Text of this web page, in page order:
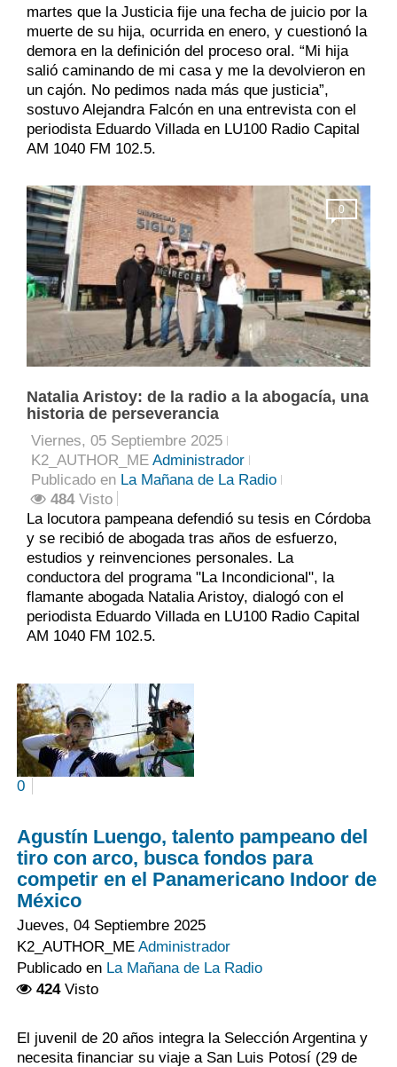
martes que la Justicia fije una fecha de juicio por la
muerte de su hija, ocurrida en enero, y cuestionó la
demora en la definición del proceso oral. “Mi hija
salió caminando de mi casa y me la devolvieron en
un cajón. No pedimos nada más que justicia”,
sostuvo Alejandra Falcón en una entrevista con el
periodista Eduardo Villada en LU100 Radio Capital
AM 1040 FM 102.5.
0
Natalia Aristoy: de la radio a la abogacía, una
historia de perseverancia
Viernes, 05 Septiembre 2025
K2_AUTHOR_ME Administrador
Publicado en La Mañana de La Radio
484Visto
La locutora pampeana defendió su tesis en Córdoba
y se recibió de abogada tras años de esfuerzo,
estudios y reinvenciones personales. La
conductora del programa "La Incondicional", la
flamante abogada Natalia Aristoy, dialogó con el
periodista Eduardo Villada en LU100 Radio Capital
AM 1040 FM 102.5.
0
Agustín Luengo, talento pampeano del
tiro con arco, busca fondos para
competir en el Panamericano Indoor de
México
Jueves, 04 Septiembre 2025
K2_AUTHOR_ME Administrador
Publicado en La Mañana de La Radio
424Visto
El juvenil de 20 años integra la Selección Argentina y
necesita financiar su viaje a San Luis Potosí (29 de